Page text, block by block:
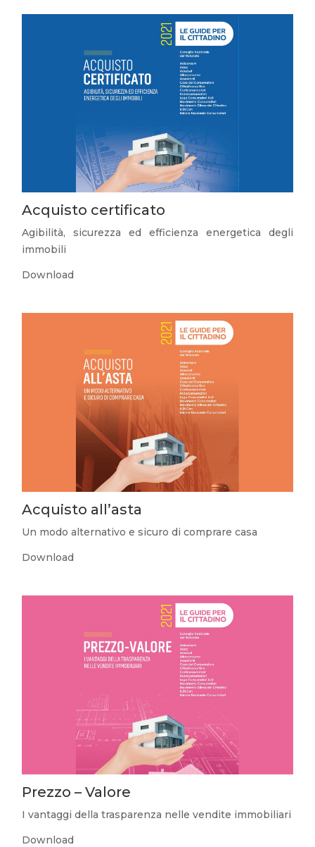
Acquisto certificato
Agibilità, sicurezza ed efficienza energetica degli
immobili
Download
Acquisto all’asta
Un modo alternativo e sicuro di comprare casa
Download
Prezzo – Valore
I vantaggi della trasparenza nelle vendite immobiliari
Download